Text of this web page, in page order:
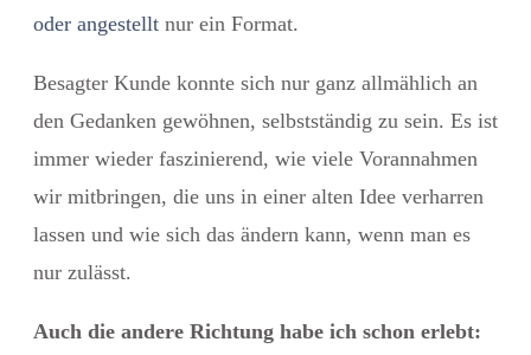
oder angestellt nur ein Format.
Besagter Kunde konnte sich nur ganz allmählich an
den Gedanken gewöhnen, selbstständig zu sein. Es ist
immer wieder faszinierend, wie viele Vorannahmen
wir mitbringen, die uns in einer alten Idee verharren
lassen und wie sich das ändern kann, wenn man es
nur zulässt.
Auch die andere Richtung habe ich schon erlebt: